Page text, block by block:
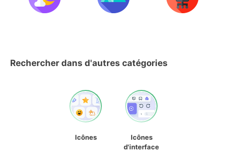
Rechercher dans d'autres catégories
Icônes
Icônes
d'interface